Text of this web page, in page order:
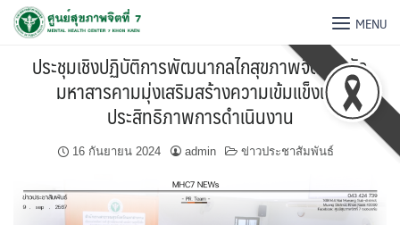
MENU
ประชุมเชิงปฏิบัติการพัฒนากลไกสุขภาพจิตจังหวัด
มหาสารคามมุ่งเสริมสร้างความเข้มแข็งและ
ประสิทธิภาพการดำเนินงาน
16 กันยายน 2024 admin ข่าวประชาสัมพันธ์